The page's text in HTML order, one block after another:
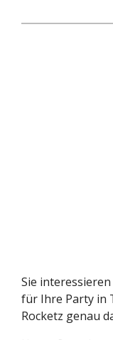
Sie
für Ihre Party in
Rocketz genau